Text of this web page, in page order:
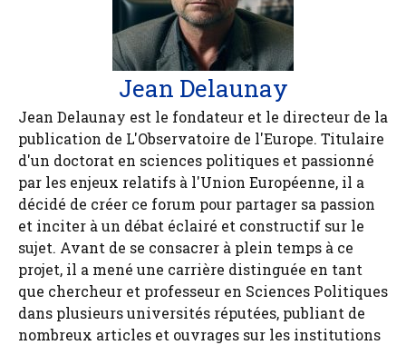
Jean Delaunay
Jean Delaunay est le fondateur et le directeur de la
publication de L'Observatoire de l'Europe. Titulaire
d'un doctorat en sciences politiques et passionné
par les enjeux relatifs à l'Union Européenne, il a
décidé de créer ce forum pour partager sa passion
et inciter à un débat éclairé et constructif sur le
sujet. Avant de se consacrer à plein temps à ce
projet, il a mené une carrière distinguée en tant
que chercheur et professeur en Sciences Politiques
dans plusieurs universités réputées, publiant de
nombreux articles et ouvrages sur les institutions